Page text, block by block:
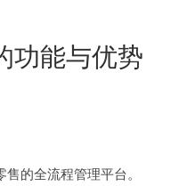
功能与优势
的全流程管理平台。